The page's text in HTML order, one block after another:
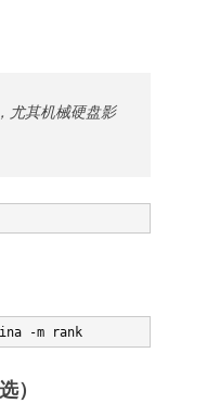
尤其机械硬盘影
-m rank
）